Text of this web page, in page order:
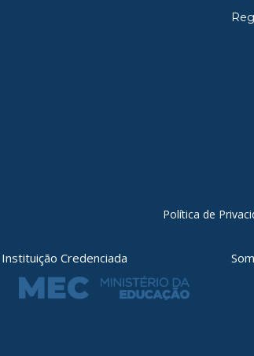
Política de
Instituição Credenciada